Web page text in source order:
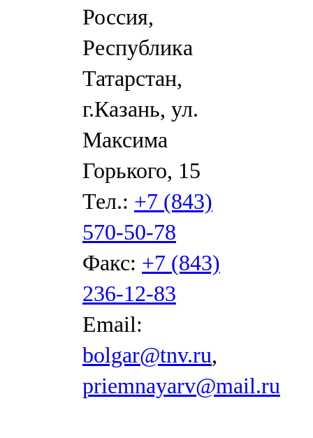
Россия,
Республика
Татарстан,
г.Казань, ул.
Максима
Горького, 15
Тел.: +7 (843)
570-50-78
Факс: +7 (843)
236-12-83
Email:
bolgar@tnv.ru,
priemnayarv@mail.ru